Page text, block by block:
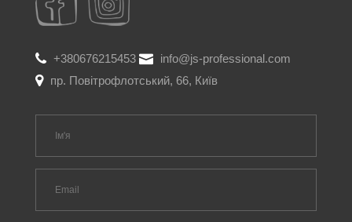
+380676215453
info@js-professional.com
пр. Повітрофлотський, 66, Київ